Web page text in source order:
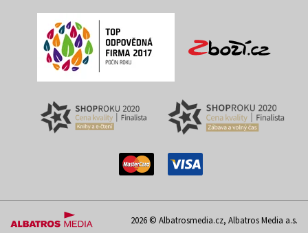
2026 © Albatrosmedia.cz, Albatros Media a.s.